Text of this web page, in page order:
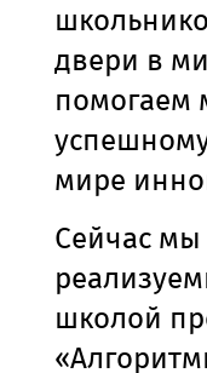
двери в
помогаем
мире
Сейчас мы
школой